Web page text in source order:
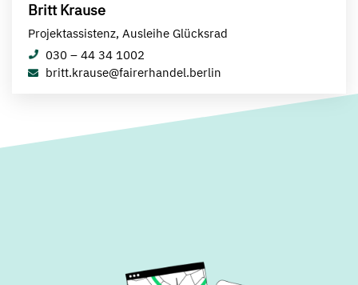
Britt Krause
Projektassistenz, Ausleihe Glücksrad
030 – 44 34 1002
britt.krause@fairerhandel.berlin